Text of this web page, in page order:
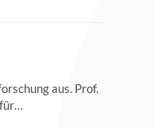
aus. Prof.